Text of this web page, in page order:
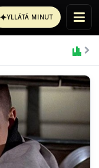
✦YLLÄTÄ MINUT